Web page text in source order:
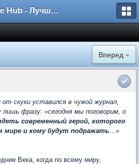
Life Hub - Лучшие компьютерные игры мира
Вперед »
скуки уставился в чужой журнал,
лишь фразу: «сегодня мы поговорим, о
современный герой, которого
мире и кому будут подражать…»
Века, когда по всему миру,